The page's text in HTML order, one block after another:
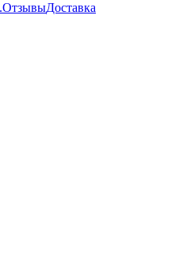
ОтзывыДоставка